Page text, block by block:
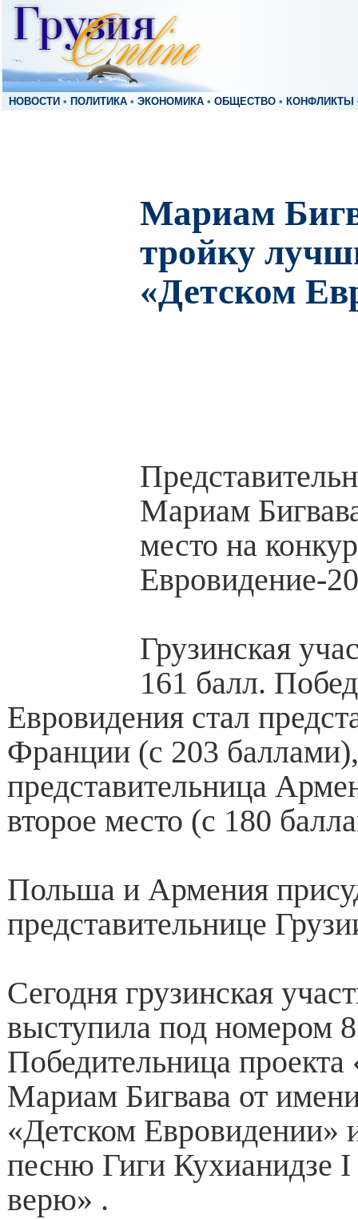
НОВОСТИ • ПОЛИТИКА • ЭКОНОМИКА • ОБЩЕСТВО • КОНФЛИКТЫ
Мариам
тройку
«Детском
Мариам
место на
Евровидение-
Грузинская
161 балл.
Евровидения стал
Франции (с 203
представительница
второе место (с 180
Польша и Армения
представительнице
Сегодня грузинская
выступила под номером
Победительница проекта
Мариам Бигвава от
«Детском Евровидении»
песню Гиги Кухианидзе
верю» .